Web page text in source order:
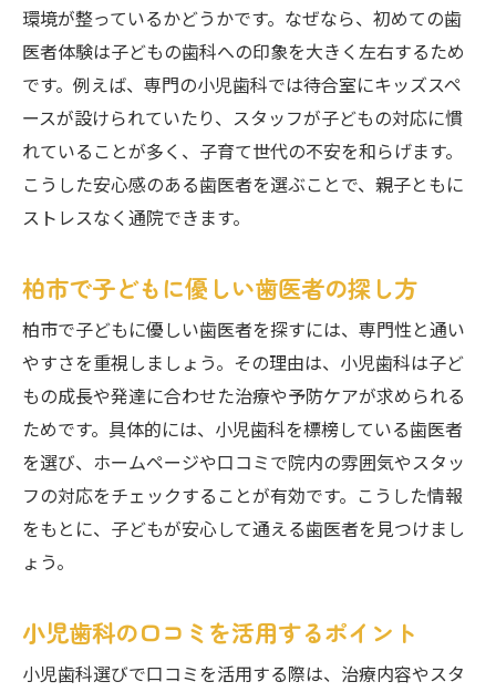
環境が整っているかどうかです。なぜなら、初めての歯
医者体験は子どもの歯科への印象を大きく左右するため
です。例えば、専門の小児歯科では待合室にキッズスペ
ースが設けられていたり、スタッフが子どもの対応に慣
れていることが多く、子育て世代の不安を和らげます。
こうした安心感のある歯医者を選ぶことで、親子ともに
ストレスなく通院できます。
柏市で子どもに優しい歯医者の探し方
柏市で子どもに優しい歯医者を探すには、専門性と通い
やすさを重視しましょう。その理由は、小児歯科は子ど
もの成長や発達に合わせた治療や予防ケアが求められる
ためです。具体的には、小児歯科を標榜している歯医者
を選び、ホームページや口コミで院内の雰囲気やスタッ
フの対応をチェックすることが有効です。こうした情報
をもとに、子どもが安心して通える歯医者を見つけまし
ょう。
小児歯科の口コミを活用するポイント
小児歯科選びで口コミを活用する際は、治療内容やスタ